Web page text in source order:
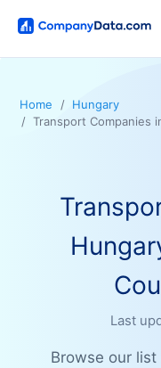
Home
Hungary
Transport Companies
Last
Browse our